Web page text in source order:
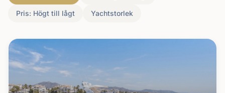
Pris: Högt till lågt Yachtstorlek